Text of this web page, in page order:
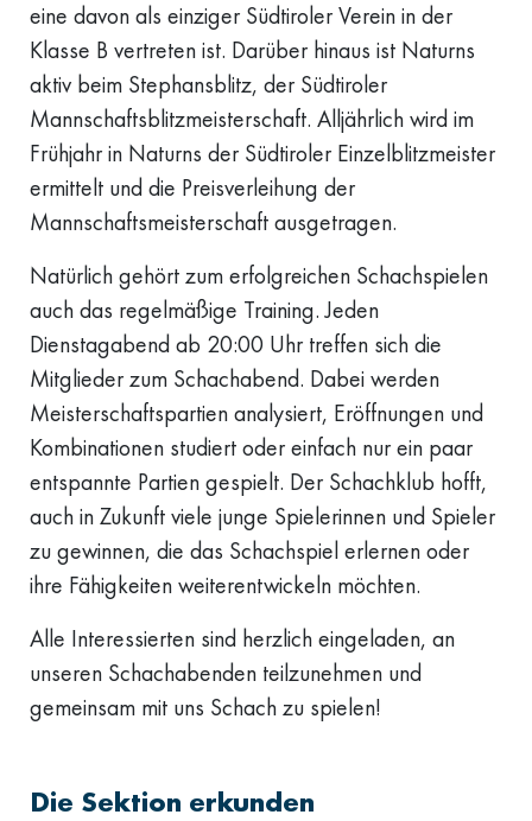
eine davon als einziger Südtiroler Verein in der
Klasse B vertreten ist. Darüber hinaus ist Naturns
aktiv beim Stephansblitz, der Südtiroler
Mannschaftsblitzmeisterschaft. Alljährlich wird im
Frühjahr in Naturns der Südtiroler Einzelblitzmeister
ermittelt und die Preisverleihung der
Mannschaftsmeisterschaft ausgetragen.
Natürlich gehört zum erfolgreichen Schachspielen
auch das regelmäßige Training. Jeden
Dienstagabend ab 20:00 Uhr treffen sich die
Mitglieder zum Schachabend. Dabei werden
Meisterschaftspartien analysiert, Eröffnungen und
Kombinationen studiert oder einfach nur ein paar
entspannte Partien gespielt. Der Schachklub hofft,
auch in Zukunft viele junge Spielerinnen und Spieler
zu gewinnen, die das Schachspiel erlernen oder
ihre Fähigkeiten weiterentwickeln möchten.
Alle Interessierten sind herzlich eingeladen, an
unseren Schachabenden teilzunehmen und
gemeinsam mit uns Schach zu spielen!
Die Sektion erkunden